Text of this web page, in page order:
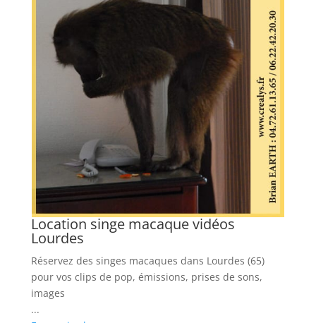
Location singe macaque vidéos
Lourdes
Réservez des singes macaques dans Lourdes (65)
pour vos clips de pop, émissions, prises de sons,
images
...